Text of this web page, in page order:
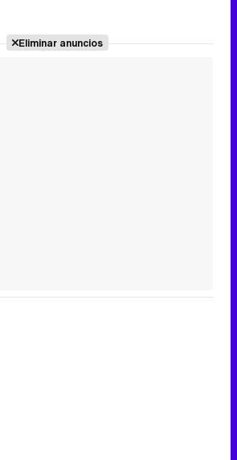
Eliminar anuncios